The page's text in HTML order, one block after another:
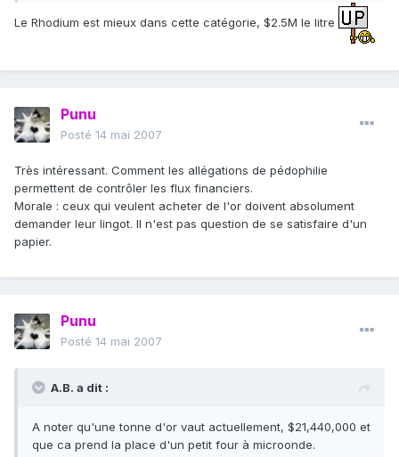
Le Rhodium est mieux dans cette catégorie, $2.5M le litre
Punu
Posté 14 mai 2007
Très intéressant. Comment les allégations de pédophilie
permettent de contrôler les flux financiers.
Morale : ceux qui veulent acheter de l'or doivent absolument
demander leur lingot. Il n'est pas question de se satisfaire d'un
papier.
Punu
Posté 14 mai 2007
A.B. a dit :
A noter qu'une tonne d'or vaut actuellement, $21,440,000 et
que ca prend la place d'un petit four à microonde.